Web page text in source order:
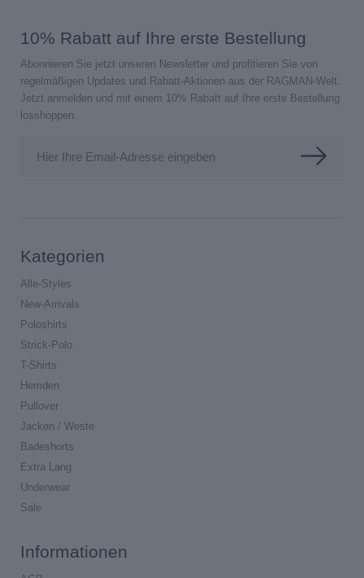
10% Rabatt auf Ihre erste Bestellung
Abonnieren Sie jetzt unseren Newsletter und profitieren Sie von
regelmäßigen Updates und Rabatt-Aktionen aus der RAGMAN-Welt.
Jetzt anmelden und mit einem 10% Rabatt auf Ihre erste Bestellung
losshoppen.
Hier Ihre Email-Adresse eingeben
Kategorien
Alle-Styles
New-Arrivals
Poloshirts
Strick-Polo
T-Shirts
Hemden
Pullover
Jacken / Weste
Badeshorts
Extra Lang
Underwear
Sale
Informationen